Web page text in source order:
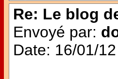
Re: Le blog
Envoyé par:
Date: 16/01/